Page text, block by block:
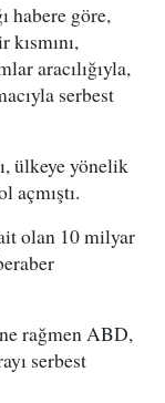
habere göre,
aracılığıyla,
serbest
ülkeye yönelik
açmıştı.
olan 10 milyar
rağmen ABD,
serbest